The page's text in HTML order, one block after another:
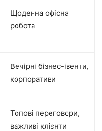
Щоденна офісна
робота
Вечірні бізнес-івенти,
корпоративи
Топові переговори,
важливі клієнти